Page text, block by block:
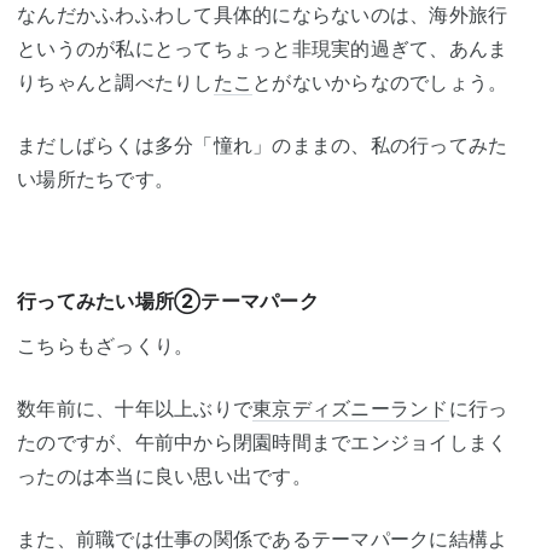
なんだかふわふわして具体的にならないのは、海外旅行
というのが私にとってちょっと非現実的過ぎて、あんま
りちゃんと調べたりし たこ とがないからなのでしょう。
まだしばらくは多分「憧れ」のままの、私の行ってみた
い場所たちです。
行ってみたい場所②テーマパーク
こちらもざっくり。
数年前に、十年以上ぶりで東京ディズニーランド に行っ
たのですが、午前中から閉園時間までエンジョイしまく
ったのは本当に良い思い出です。
また、前職では仕事の関係であるテーマパークに結構よ